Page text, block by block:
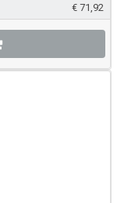
€ 71,92